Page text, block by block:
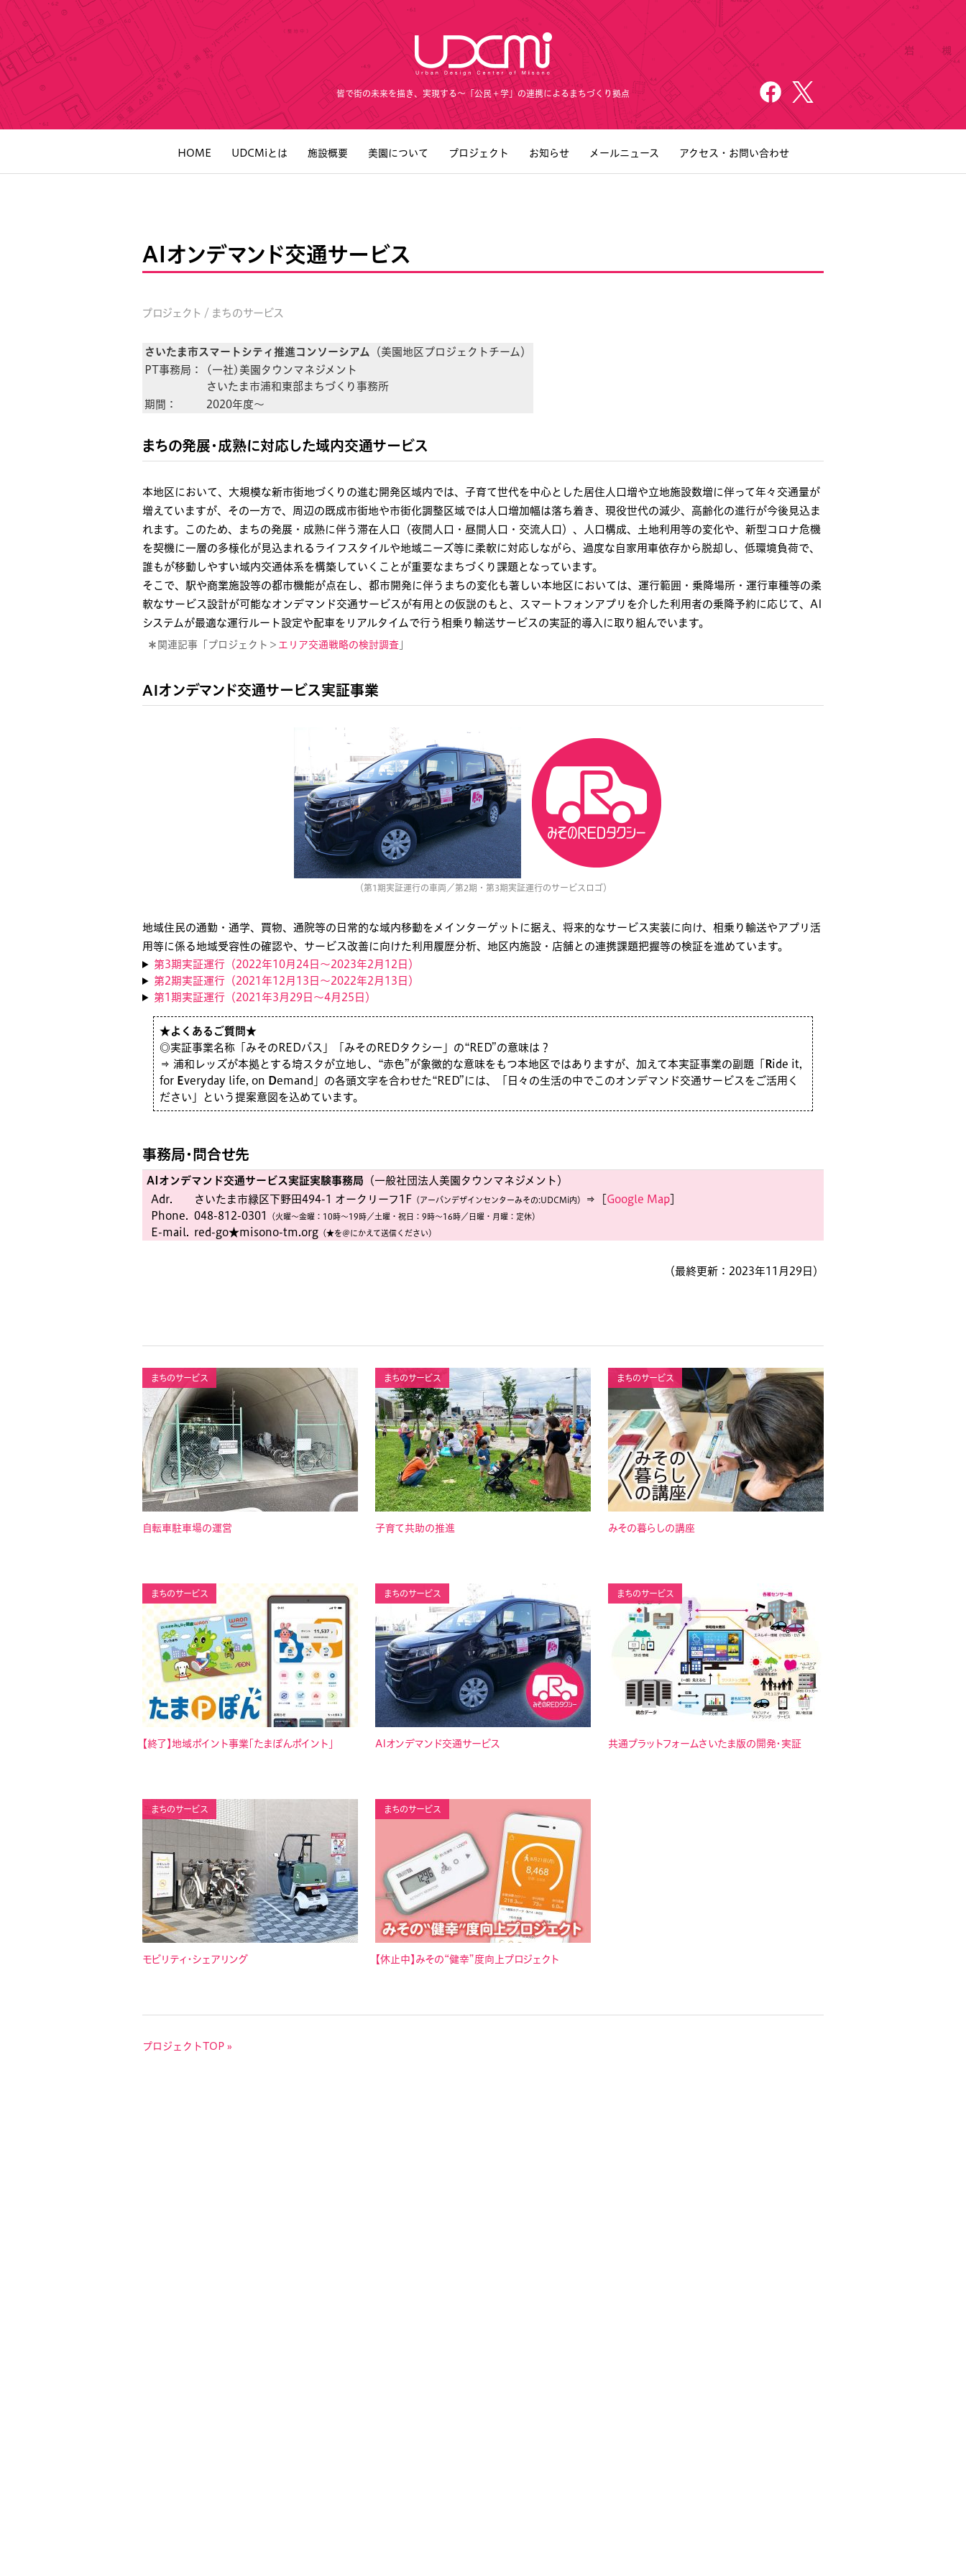
皆で街の未来を描き、実現する～「公民＋学」の連携によるまちづくり拠点
HOME UDCMiとは 施設概要 美園について プロジェクト お知らせ メールニュース アクセス・お問い合わせ
AIオンデマンド交通サービス
プロジェクト / まちのサービス
さいたま市スマートシティ推進コンソーシアム
（美園地区プロジェクトチーム）
PT事務局：
(一社)美園タウンマネジメント
さいたま市浦和東部まちづくり事務所
期間：
2020年度〜
まちの発展・成熟に対応した域内交通サービス
本地区において、大規模な新市街地づくりの進む開発区域内では、子育て世代を中心とした居住人口増や立地施設数増に伴って年々交通量が
増えていますが、その一方で、周辺の既成市街地や市街化調整区域では人口増加幅は落ち着き、現役世代の減少、高齢化の進行が今後見込ま
れます。このため、まちの発展・成熟に伴う滞在人口（夜間人口・昼間人口・交流人口）、人口構成、土地利用等の変化や、新型コロナ危機
を契機に一層の多様化が見込まれるライフスタイルや地域ニーズ等に柔軟に対応しながら、過度な自家用車依存から脱却し、低環境負荷で、
誰もが移動しやすい域内交通体系を構築していくことが重要なまちづくり課題となっています。
そこで、駅や商業施設等の都市機能が点在し、都市開発に伴うまちの変化も著しい本地区においては、運行範囲・乗降場所・運行車種等の柔
軟なサービス設計が可能なオンデマンド交通サービスが有用との仮説のもと、スマートフォンアプリを介した利用者の乗降予約に応じて、AI
システムが最適な運行ルート設定や配車をリアルタイムで行う相乗り輸送サービスの実証的導入に取り組んでいます。
＊ 関連記事「プロジェクト＞ エリア交通戦略の検討調査
AIオンデマンド交通サービス実証事業
（第1期実証運行の車両／第2期・第3期実証運行のサービスロゴ）
地域住民の通勤・通学、買物、通院等の日常的な域内移動をメインターゲットに据え、将来的なサービス実装に向け、相乗り輸送やアプリ活
用等に係る地域受容性の確認や、サービス改善に向けた利用履歴分析、地区内施設・店舗との連携課題把握等の検証を進めています。
第3期実証運行（2022年10月24日〜2023年2月12日）
第2期実証運行（2021年12月13日〜2022年2月13日）
第1期実証運行（2021年3月29日〜4月25日）
★よくあるご質問★
◎実証事業名称「みそのREDバス」「みそのREDタクシー」の“RED”の意味は？
⇒ 浦和レッズが本拠とする埼スタが立地し、“赤色”が象徴的な意味をもつ本地区ではありますが、加えて本実証事業の副題「
Ride it,
for Everyday life, on Demand」の各頭文字を合わせた“RED”には、「日々の生活の中でこのオンデマンド交通サービスをご活用く
ださい」という提案意図を込めています。
事務局・問合せ先
AIオンデマンド交通サービス実証実験事務局 （一般社団法人美園タウンマネジメント）
Adr.
さいたま市緑区下野田494-1 オークリーフ1F （アーバンデザインセンターみその:UDCMi内） ⇒［ Google Map
Phone. 048-812-0301 （火曜〜金曜：10時〜19時／土曜・祝日：9時〜16時／日曜・月曜：定休）
E-mail. red-go★misono-tm.org （★を＠にかえて送信ください）
（最終更新：2023年11月29日）
自転車駐車場の運営
まちのサービス
子育て共助の推進
まちのサービス
みその暮らしの講座
まちのサービス
【終了】地域ポイント事業「たまぽんポイント」
まちのサービス
AIオンデマンド交通サービス
まちのサービス
共通プラットフォームさいたま版の開発・実証
まちのサービス
モビリティ・シェアリング
まちのサービス
【休止中】みその“健幸”度向上プロジェクト
まちのサービス
プロジェクトTOP »